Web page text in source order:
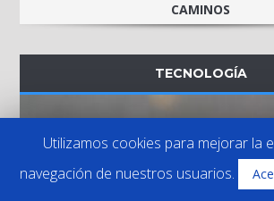
CAMINOS
TECNOLOGÍA
Utilizamos cookies para mejorar la
navegación de nuestros usuarios.